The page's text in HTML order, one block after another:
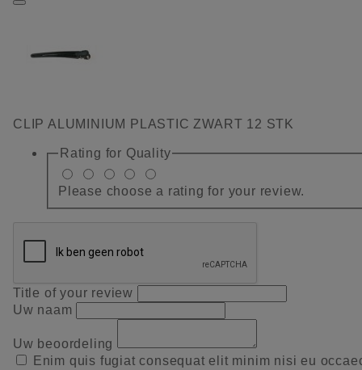
CLIP ALUMINIUM PLASTIC ZWART 12 STK
Rating for Quality
Please choose a rating for your review.
Title of your review
Uw naam
Uw beoordeling
Enim quis fugiat consequat elit minim nisi eu